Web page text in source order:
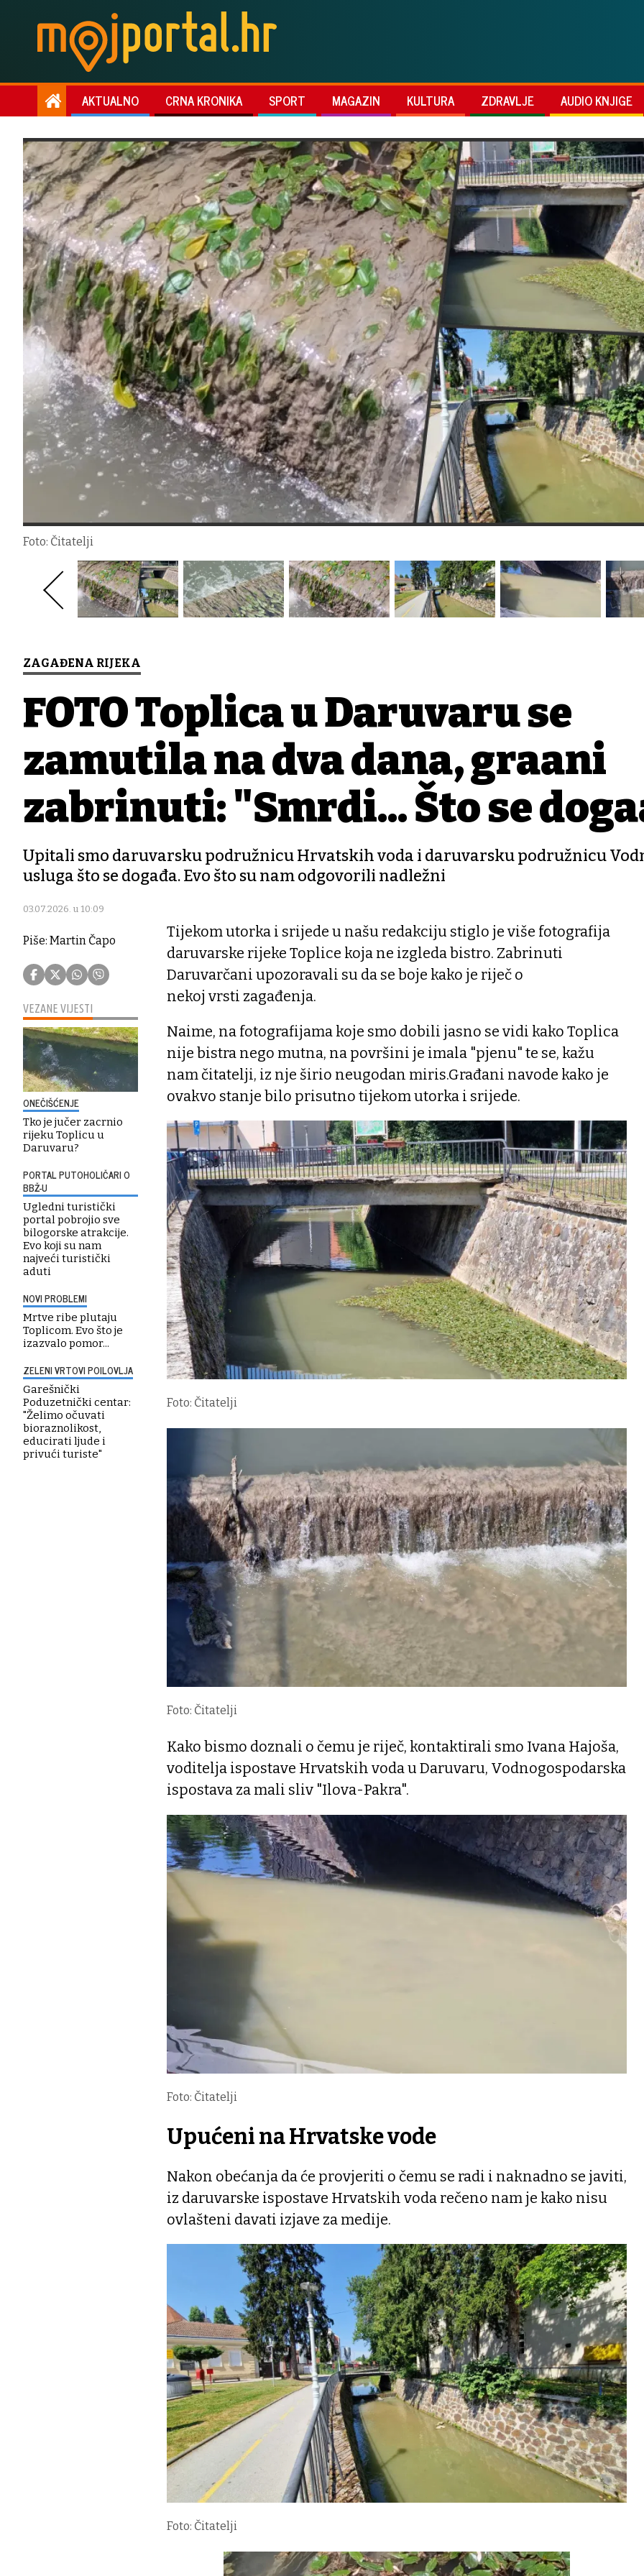
AKTUALNO CRNA KRONIKA SPORT MAGAZIN KULTURA ZDRAVLJE AUDIO KNJIGE
Foto: Čitatelji
ZAGAĐENA RIJEKA
FOTO Toplica u Daruvaru se
zamutila na dva dana, građani
zabrinuti: "Smrdi... Što se
Upitali smo daruvarsku podružnicu Hrvatskih voda i daruvarsku podružnicu
usluga što se događa. Evo što su nam odgovorili nadležni
03.07.2026. u 10:09
Piše: Martin Čapo
VEZANE VIJESTI
ONEČIŠĆENJE
Tko je jučer zacrnio
rijeku Toplicu u
Daruvaru?
PORTAL PUTOHOLIČARI O
BBŽ-U
Ugledni turistički
portal pobrojio sve
bilogorske atrakcije.
Evo koji su nam
najveći turistički
aduti
NOVI PROBLEMI
Mrtve ribe plutaju
Toplicom. Evo što je
izazvalo pomor...
ZELENI VRTOVI POILOVLJA
Garešnički
Poduzetnički centar:
"Želimo očuvati
bioraznolikost,
educirati ljude i
privući turiste"
Tijekom utorka i srijede u našu redakciju stiglo je više fotografija
daruvarske rijeke Toplice koja ne izgleda bistro. Zabrinuti
Daruvarčani upozoravali su da se boje kako je riječ o
nekoj vrsti zagađenja.
Naime, na fotografijama koje smo dobili jasno se vidi kako Toplica
nije bistra nego mutna, na površini je imala "pjenu" te se, kažu
nam čitatelji, iz nje širio neugodan miris.Građani navode kako je
ovakvo stanje bilo prisutno tijekom utorka i srijede.
Foto: Čitatelji
Foto: Čitatelji
Kako bismo doznali o čemu je riječ, kontaktirali smo Ivana Hajoša,
voditelja ispostave Hrvatskih voda u Daruvaru, Vodnogospodarska
ispostava za mali sliv "Ilova-Pakra".
Foto: Čitatelji
Upućeni na Hrvatske vode
Nakon obećanja da će provjeriti o čemu se radi i naknadno se javiti,
iz daruvarske ispostave Hrvatskih voda rečeno nam je kako nisu
ovlašteni davati izjave za medije.
Foto: Čitatelji